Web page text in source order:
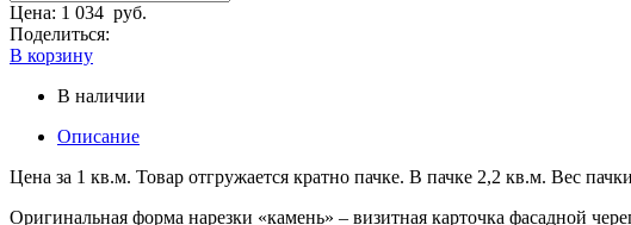
Цена: 1 034 руб.
Поделиться:
В корзину
В наличии
Описание
Цена за 1 кв.м. Товар отгружается кратно пачке. В пачке 2,2 кв.м. Вес
Оригинальная форма нарезки «камень» – визитная карточка